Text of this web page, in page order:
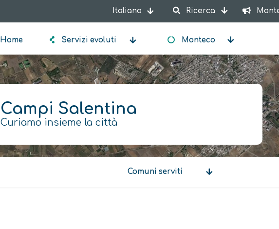
Italiano Mostra ulteriori azioni
Ricerca
Home Servizi evoluti Monteco
Campi Salentina
Curiamo insieme la città
Comuni serviti